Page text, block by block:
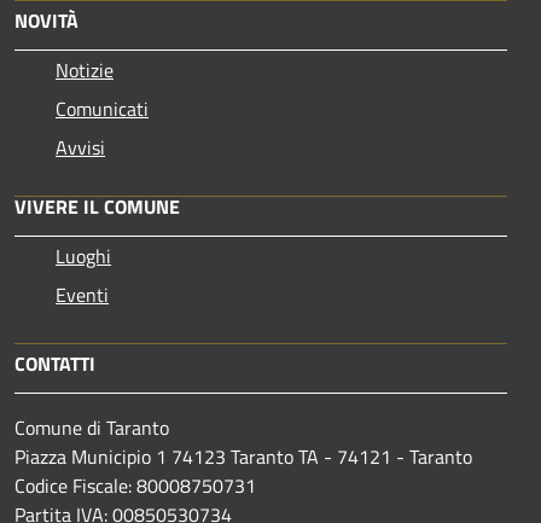
NOVITÀ
Notizie
Comunicati
Avvisi
VIVERE IL COMUNE
Luoghi
Eventi
CONTATTI
Comune di Taranto
Piazza Municipio 1 74123 Taranto TA - 74121 - Taranto
Codice Fiscale: 80008750731
Partita IVA: 00850530734